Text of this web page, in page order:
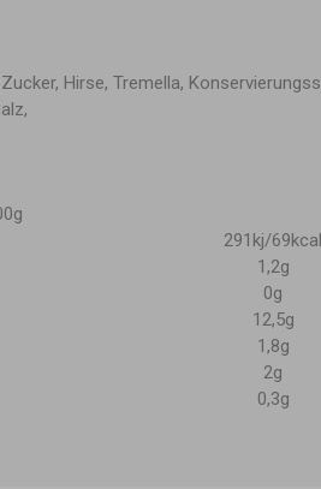
Hirse, Tremella,
291kj/69kcal
1,2g
0g
12,5g
1,8g
2g
0,3g